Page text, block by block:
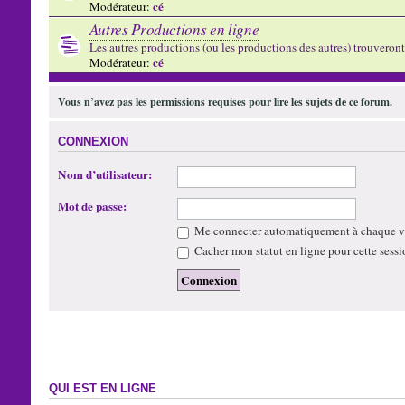
Modérateur: cé
Autres Productions en ligne
Les autres productions (ou les productions des autres)
Modérateur: cé
Vous n’avez pas les permissions requises pour lire les sujets de ce forum.
CONNEXION
Nom d’utilisateur:
Mot de passe:
Me connecter automatiquement à chaque
Cacher mon statut en ligne pour cette
QUI EST EN LIGNE